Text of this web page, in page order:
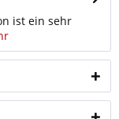
ist ein sehr